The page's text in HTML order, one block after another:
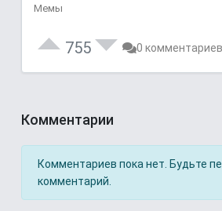
Мемы
755 0 комментариев
Комментарии
Комментариев пока нет. Будьте
комментарий.